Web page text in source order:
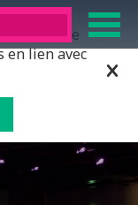
ont soif de
en lien avec